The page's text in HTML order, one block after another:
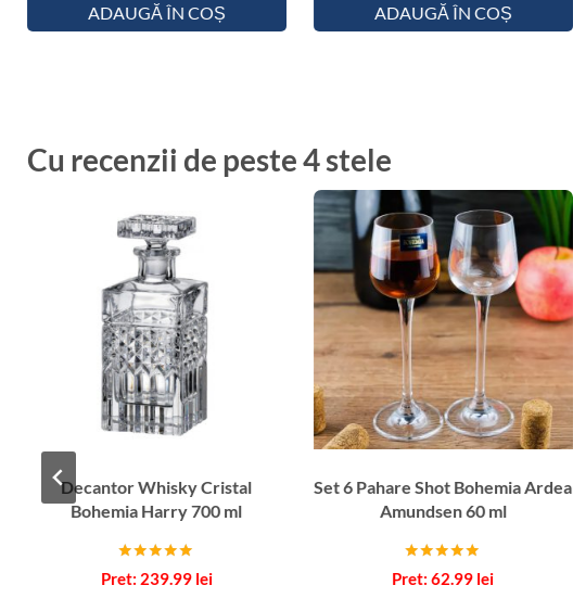
ADAUGĂ ÎN COȘ ADAUGĂ ÎN COȘ
Cu recenzii de peste 4 stele
Decantor Whisky Cristal
Bohemia Harry 700 ml
Evaluat la
5.00
239.99 lei
Set 6 Pahare Shot Bohemia Ardea
Amundsen 60 ml
Evaluat la
5.00
62.99 lei